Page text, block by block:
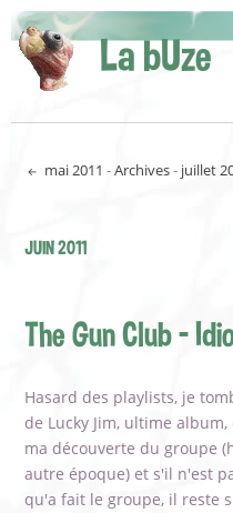
La bUze
mai 2011 -Archives- juillet
JUIN 2011
The Gun Club -
Hasard des playlists, je
de Lucky Jim, ultime
ma découverte du groupe
autre époque) et s'il n'est
qu'a fait le groupe, il reste